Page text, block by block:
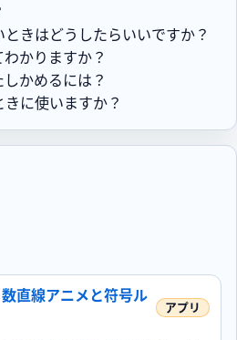
きはどうしたらいいですか？
かりますか？
かめるには？
に使いますか？
直線アニメと符号ル